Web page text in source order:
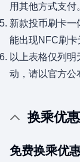
用其他方式支付
新款投币刷卡
能出现NFC刷卡
以上表格仅列
动，请以官方公
换乘优惠
免费换乘优